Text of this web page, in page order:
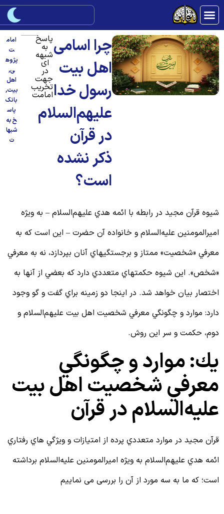
چرا اسامی
اهل بیت
رسول خدا
علیهم‌السلام
در قرآن
ذکر نشده
است؟
پاسخ
به
شبهه
ای
در
جهت
تخریب
امامت
امام
پژوه
,
اهل
بیت,
بانک
پاس
خ به
شبها
قرآن مجيد در رابطه با ائمه هدي علیهم‌السلام – به ويژه
علیه‌السلام و خانواده آن حضرت – اين است كه به
«شخصيت» ممتاز و برجستگي‏هاي آنان بپردازد، نه به معرفي
اين شيوه حكمت‏هاي متعددي دارد كه بعضي از آنها به
بيان خواهد شد. در اينجا دو زمينه براي گفت و گو وجود
موارد و چگونگي معرفي شخصيت اهل بيت علیهم‌السلام و
حكمت و سر اين روش.
موارد و چگونگي
شخصيت اهل بيت
در قرآن
مجيد در موارد متعددي پرده از امتيازات و ويژگي هاي رفتاري
هدي علیهم‌السلام به ويژه اميرالمومنين علیه‌السلام برداشته
که ما به سه مورد از آن را بررسی می نماییم